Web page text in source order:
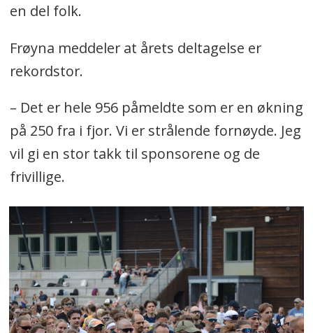
en del folk.
Frøyna meddeler at årets deltagelse er
rekordstor.
– Det er hele 956 påmeldte som er en økning
på 250 fra i fjor. Vi er strålende fornøyde. Jeg
vil gi en stor takk til sponsorene og de
frivillige.